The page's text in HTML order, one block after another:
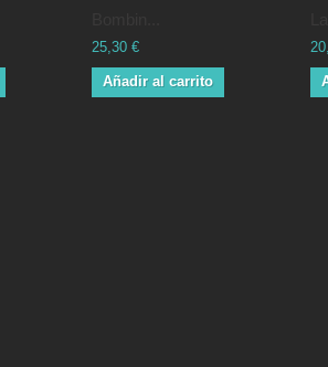
25,30 €
Añadir al carrito